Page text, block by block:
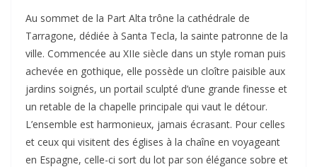
Au sommet de la Part Alta trône la cathédrale de
Tarragone, dédiée à Santa Tecla, la sainte patronne de la
ville. Commencée au XIIe siècle dans un style roman puis
achevée en gothique, elle possède un cloître paisible aux
jardins soignés, un portail sculpté d’une grande finesse et
un retable de la chapelle principale qui vaut le détour.
L’ensemble est harmonieux, jamais écrasant. Pour celles
et ceux qui visitent des églises à la chaîne en voyageant
en Espagne, celle-ci sort du lot par son élégance sobre et